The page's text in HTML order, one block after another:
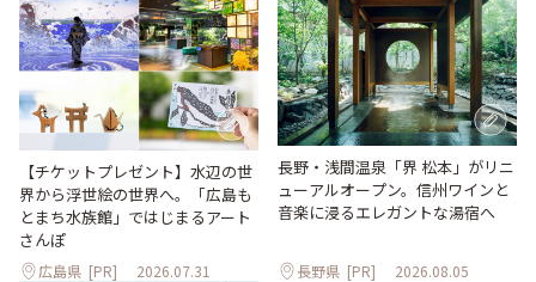
【チケットプレゼント】水辺の世
界から浮世絵の世界へ。「広島も
とまち水族館」ではじまるアート
さんぽ
広島県 [PR] 2026.07.31
長野・浅間温泉「界 松本」がリニ
ューアルオープン。信州ワインと
音楽に浸るエレガントな湯宿へ
長野県 [PR] 2026.08.05